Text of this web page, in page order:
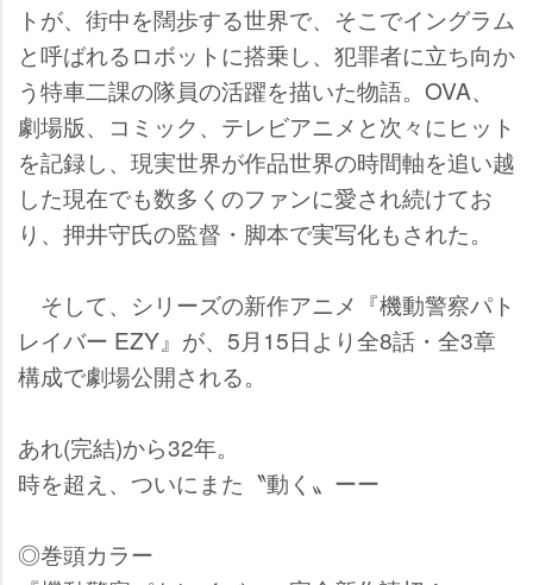
トが、街中を闊歩する世界で、そこでイングラム
と呼ばれるロボットに搭乗し、犯罪者に立ち向か
う特車二課の隊員の活躍を描いた物語。OVA、
劇場版、コミック、テレビアニメと次々にヒット
を記録し、現実世界が作品世界の時間軸を追い越
した現在でも数多くのファンに愛され続けてお
り、押井守氏の監督・脚本で実写化もされた。
そして、シリーズの新作アニメ『機動警察パト
レイバー EZY』が、5月15日より全8話・全3章
構成で劇場公開される。
あれ(完結)から32年。
時を超え、ついにまた〝動く〟ーー
◎巻頭カラー